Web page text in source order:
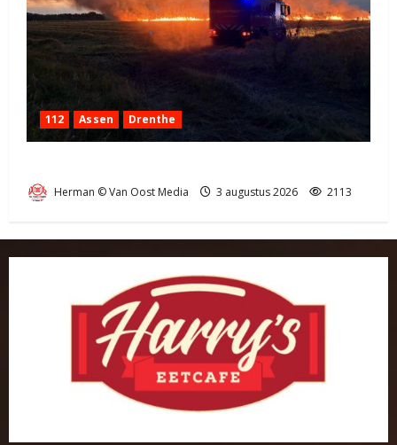
112 Assen Drenthe
Herman © Van Oost Media 3 augustus 2026 2113